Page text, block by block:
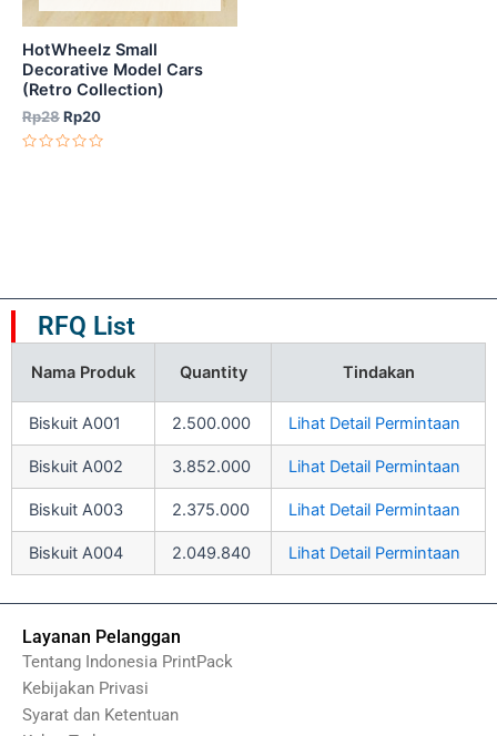
HotWheelz Small
Decorative Model Cars
(Retro Collection)
Rp28Rp20
RFQ List
Nama Produk Quantity Tindakan
Biskuit A001 2.500.000 Lihat Detail Permintaan
Biskuit A002 3.852.000 Lihat Detail Permintaan
Biskuit A003 2.375.000 Lihat Detail Permintaan
Biskuit A004 2.049.840 Lihat Detail Permintaan
Layanan Pelanggan
Tentang Indonesia PrintPack
Kebijakan Privasi
Syarat dan Ketentuan